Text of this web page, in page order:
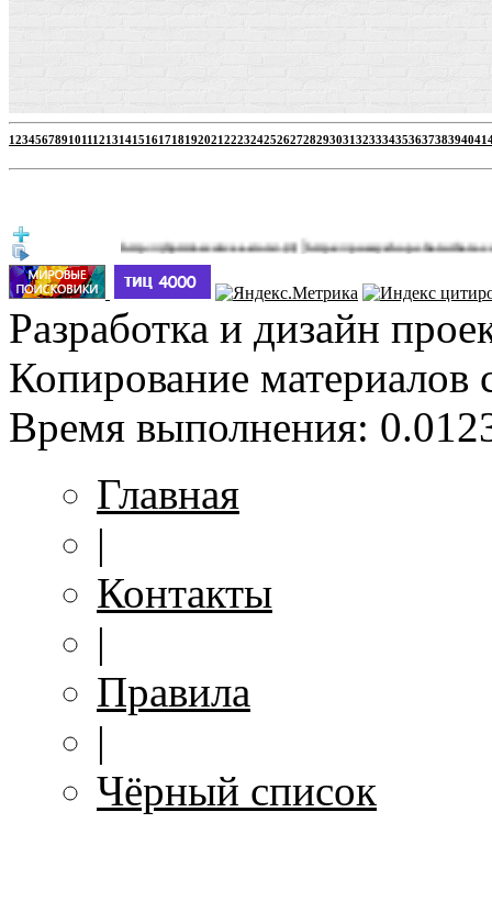
1234567891011121314151617181920212223242526272829303132333435363738394041
http://jbprimecurves.store/(3)|https://pussyshop.chaturbate.com/male-
Разработка и дизайн
Копирование материалов
Время выполнения:
Главная
|
Контакты
|
Правила
|
Чёрный список